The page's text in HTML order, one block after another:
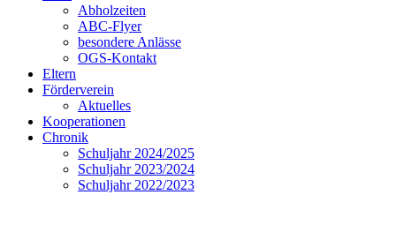
Abholzeiten
ABC-Flyer
besondere Anlässe
OGS-Kontakt
Eltern
Förderverein
Aktuelles
Kooperationen
Chronik
Schuljahr 2024/2025
Schuljahr 2023/2024
Schuljahr 2022/2023